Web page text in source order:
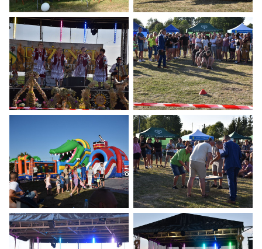
Dożynki 2024 Dożynki 2024
Dożynki 2024
Dożynki 2024 Dożynki 2024